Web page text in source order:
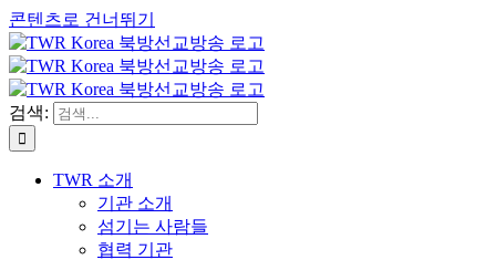
콘텐츠로 건너뛰기
검색:
TWR 소개
기관 소개
섬기는 사람들
협력 기관